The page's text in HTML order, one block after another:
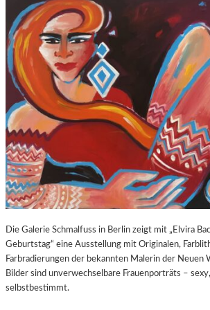
A
R
T
S
2
0
.
G
E
B
U
R
S
T
A
G
X
P
O
S
U
E
“
I
N
D
E
R
O
R
N
F
Die Galerie Schmalfuss in Berlin zeigt mit „Elvira
Geburtstag“ eine Ausstellung mit Originalen,
Farbradierungen der bekannten Malerin der Neuen
Bilder sind unverwechselbare Frauenporträts –
selbstbestimmt.